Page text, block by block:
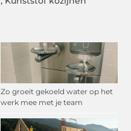
Zo groeit gekoeld water op het
werk mee met je team